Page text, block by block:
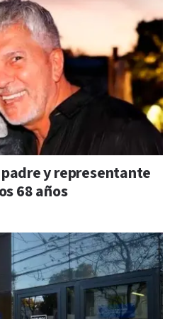
y representante
68 años